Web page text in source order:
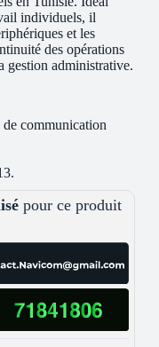
individuels, il
et les
des opérations
gestion administrative.
de communication
pour ce produit